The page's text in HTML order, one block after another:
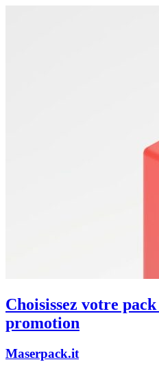
Choisissez votre
promotion
Maserpack.it